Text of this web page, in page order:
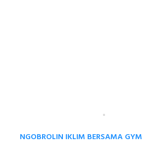
NGOBROLIN IKLIM BERSAMA GYM